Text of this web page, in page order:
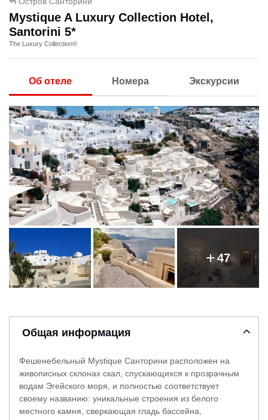
Mystique A Luxury Collection Hotel,
Santorini 5*
The Luxury Collection®
Об отеле Номера Экскурсии
47
Общая информация
Фешенебельный Mystique Санторини расположен на
живописных склонах скал, спускающихся к прозрачным
водам Эгейского моря, и полностью соответствует
своему названию: уникальные строения из белого
местного камня, сверкающая гладь бассейна,